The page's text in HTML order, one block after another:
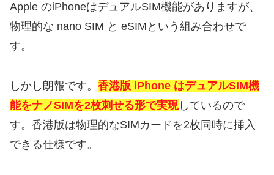
Apple のiPhoneはデュアルSIM機能がありますが、
物理的な nano SIM と eSIMという組み合わせで
す。
しかし朗報です。 香港版 iPhone はデュアルSIM機
能をナノSIMを2枚刺せる形で実現しているので
す。香港版は物理的なSIMカードを2枚同時に挿入
できる仕様です。